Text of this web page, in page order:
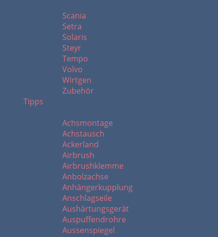
Scania
Setra
Solaris
Steyr
Tempo
Volvo
Wirtgen
Zubehör
Tipps
Achsmontage
Achstausch
Ackerland
Airbrush
Airbrushklemme
Anbolzachse
Anhängerkupplung
Anschlagseile
Aushärtungsgerät
Auspuffendrohre
Aussenspiegel